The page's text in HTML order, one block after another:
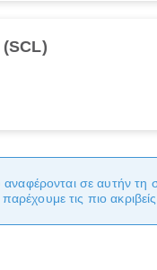
σε αυτήν τη
τις πιο